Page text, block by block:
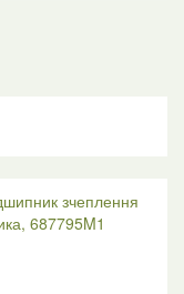
зчеплення
687795M1